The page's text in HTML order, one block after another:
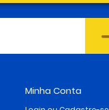
Minha Conta